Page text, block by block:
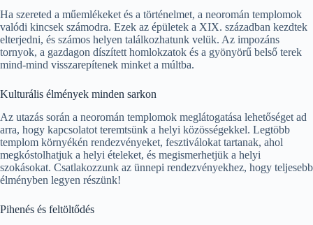
Ha szereted a műemlékeket és a történelmet, a neoromán templomok
valódi kincsek számodra. Ezek az épületek a XIX. században kezdtek
elterjedni, és számos helyen találkozhatunk velük. Az impozáns
tornyok, a gazdagon díszített homlokzatok és a gyönyörű belső terek
mind-mind visszarepítenek minket a múltba.
Kulturális élmények minden sarkon
Az utazás során a neoromán templomok meglátogatása lehetőséget ad
arra, hogy kapcsolatot teremtsünk a helyi közösségekkel. Legtöbb
templom környékén rendezvényeket, fesztiválokat tartanak, ahol
megkóstolhatjuk a helyi ételeket, és megismerhetjük a helyi
szokásokat. Csatlakozzunk az ünnepi rendezvényekhez, hogy teljesebb
élményben legyen részünk!
Pihenés és feltöltődés